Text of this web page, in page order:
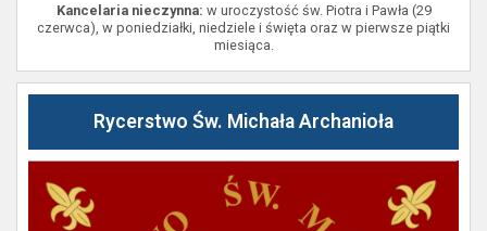
Kancelaria nieczynna: w uroczystość św. Piotra i Pawła (29
czerwca), w poniedziałki, niedziele i święta oraz w pierwsze piątki
miesiąca.
Rycerstwo Św. Michała Archanioła